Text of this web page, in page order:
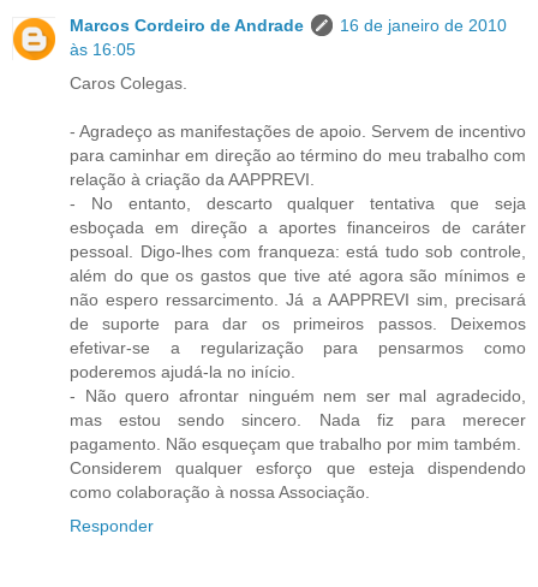
Marcos Cordeiro de Andrade
16 de janeiro de 2010
às 16:05
Caros Colegas.
- Agradeço as manifestações de apoio. Servem de incentivo
para caminhar em direção ao término do meu trabalho com
relação à criação da AAPPREVI.
- No entanto, descarto qualquer tentativa que seja
esboçada em direção a aportes financeiros de caráter
pessoal. Digo-lhes com franqueza: está tudo sob controle,
além do que os gastos que tive até agora são mínimos e
não espero ressarcimento. Já a AAPPREVI sim, precisará
de suporte para dar os primeiros passos. Deixemos
efetivar-se a regularização para pensarmos como
poderemos ajudá-la no início.
- Não quero afrontar ninguém nem ser mal agradecido,
mas estou sendo sincero. Nada fiz para merecer
pagamento. Não esqueçam que trabalho por mim também.
Considerem qualquer esforço que esteja dispendendo
como colaboração à nossa Associação.
Responder